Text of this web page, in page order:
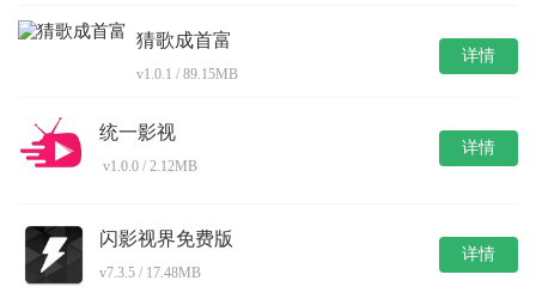
猜歌成首富
v1.0.1 / 89.15MB
详情
统一影视
v1.0.0 / 2.12MB
详情
闪影视界免费版
v7.3.5 / 17.48MB
详情